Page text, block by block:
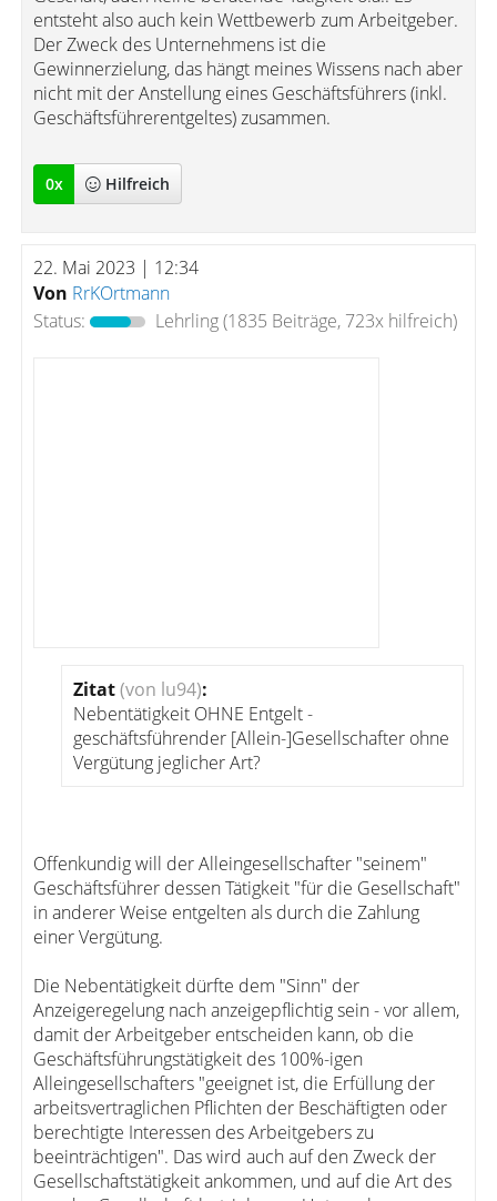
entsteht also auch kein Wettbewerb zum Arbeitgeber.
Der Zweck des Unternehmens ist die
Gewinnerzielung, das hängt meines Wissens nach aber
nicht mit der Anstellung eines Geschäftsführers (inkl.
Geschäftsführerentgeltes) zusammen.
0x Hilfreich
22. Mai 2023 | 12:34
Von RrKOrtmann
Status:
Lehrling(1835 Beiträge, 723x hilfreich)
Zitat(von lu94):
Nebentätigkeit OHNE Entgelt -
geschäftsführender [Allein-]Gesellschafter ohne
Vergütung jeglicher Art?
Offenkundig will der Alleingesellschafter "seinem"
Geschäftsführer dessen Tätigkeit "für die Gesellschaft"
in anderer Weise entgelten als durch die Zahlung
einer Vergütung.
Die Nebentätigkeit dürfte dem "Sinn" der
Anzeigeregelung nach anzeigepflichtig sein - vor allem,
damit der Arbeitgeber entscheiden kann, ob die
Geschäftsführungstätigkeit des 100%-igen
Alleingesellschafters "geeignet ist, die Erfüllung der
arbeitsvertraglichen Pflichten der Beschäftigten oder
berechtigte Interessen des Arbeitgebers zu
beeinträchtigen". Das wird auch auf den Zweck der
Gesellschaftstätigkeit ankommen, und auf die Art des